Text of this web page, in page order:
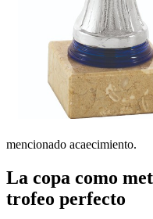
mencionado acaecimiento.
La copa como
trofeo perfecto